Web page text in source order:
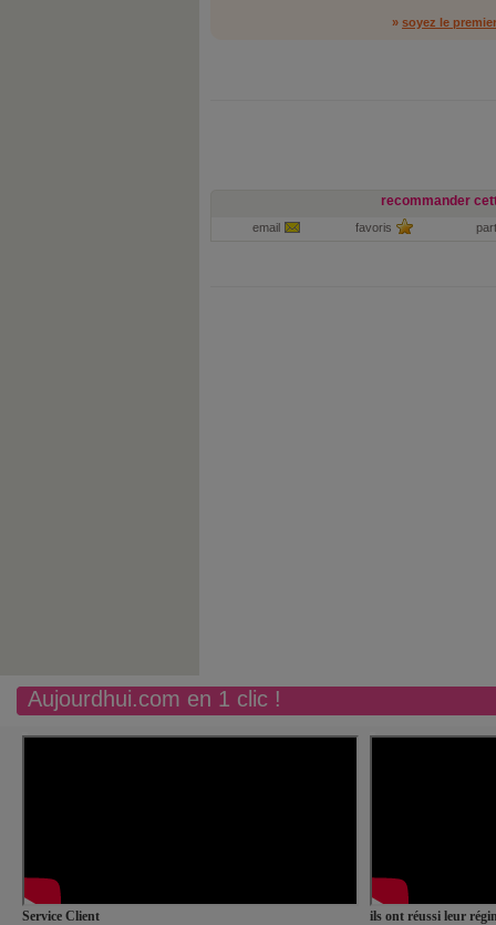
» soyez le
recommander
email favoris
Aujourdhui.com en 1 clic !
Service Client
ils ont réussi leur